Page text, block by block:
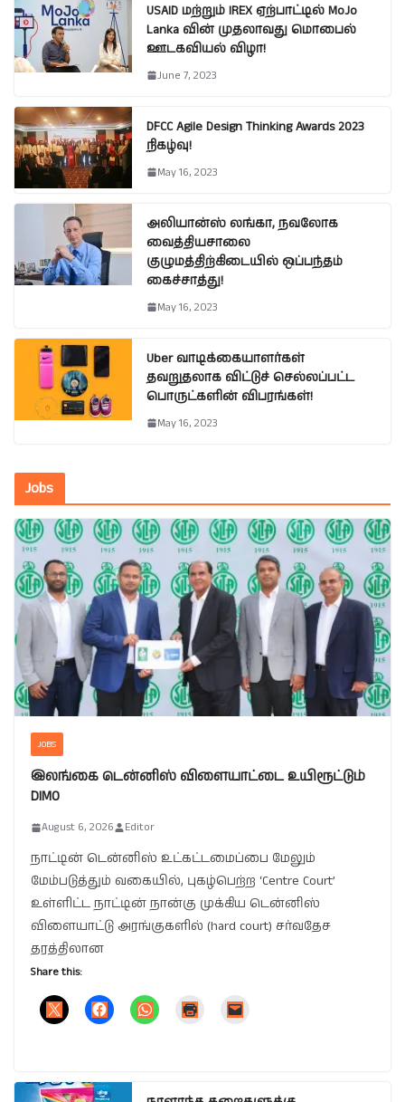
USAID மற்றும் IREX ஏற்பாட்டில் MoJo
Lanka வின் முதலாவது மொபைல்
ஊடகவியல் விழா!
June 7, 2023
DFCC Agile Design Thinking Awards 2023
நிகழ்வு!
May 16, 2023
அலியான்ஸ் லங்கா, நவலோக
வைத்தியசாலை
குழுமத்திற்கிடையில் ஒப்பந்தம்
கைச்சாத்து!
May 16, 2023
Uber வாடிக்கையாளர்கள்
தவறுதலாக விட்டுச் செல்லப்பட்ட
பொருட்களின் விபரங்கள்!
May 16, 2023
Jobs
JOBS
இலங்கை டென்னிஸ் விளையாட்டை உயிரூட்டும்
DIMO
August 6, 2026 Editor
நாட்டின் டென்னிஸ் உட்கட்டமைப்பை மேலும்
மேம்படுத்தும் வகையில், புகழ்பெற்ற ‘Centre Court’
உள்ளிட்ட நாட்டின் நான்கு முக்கிய டென்னிஸ்
விளையாட்டு அரங்குகளில் (hard court) சர்வதேச
தரத்திலான
Share this: